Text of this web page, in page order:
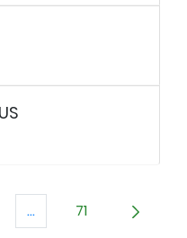
...Intermediate Pages
Orrialdea
71